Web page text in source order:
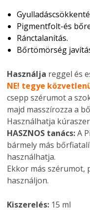
Pigmentfolt-és
Ránctalanítás.
Bőrtömörség
Használja reggel és
NE! tegye
csepp szérumot a
majd masszírozza a
Használhatja
HASZNOS tanács:A
bármely más
használhatja.
Ekkor más
használjon.
Kiszerelés: 15 ml